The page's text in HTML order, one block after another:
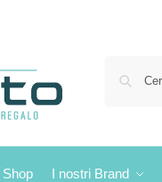
Shop I nostri Brand